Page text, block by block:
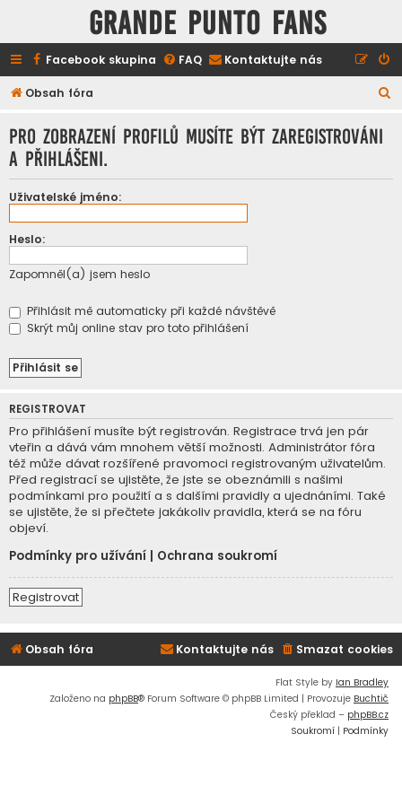
GRANDE PUNTO FANS
Facebook skupina FAQ Kontaktujte nás
Obsah fóra
Pro zobrazení profilů musíte být zaregistrováni
a přihlášeni.
Uživatelské jméno:
Heslo:
Zapomněl(a) jsem heslo
Přihlásit mě automaticky při každé návštěvě
Skrýt můj online stav pro toto přihlášení
REGISTROVAT
Pro přihlášení musíte být registrován. Registrace trvá jen pár
vteřin a dává vám mnohem větší možnosti. Administrátor fóra
též může dávat rozšířené pravomoci registrovaným uživatelům.
Před registrací se ujistěte, že jste se obeznámili s našimi
podmínkami pro použití a s dalšími pravidly a ujednáními. Také
se ujistěte, že si přečtete jakákoliv pravidla, která se na fóru
objeví.
Podmínky pro užívání
Ochrana soukromí
Registrovat
Obsah fóra Smazat cookies
Kontaktujte nás
Flat Style by Ian Bradley
Založeno na phpBB® Forum Software © phpBB Limited | Provozuje Buchtič
Český překlad – phpBB.cz
Soukromí | Podmínky